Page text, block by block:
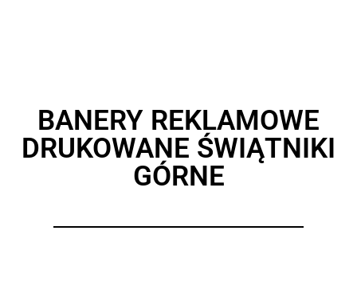
BANERY REKLAMOWE
DRUKOWANE ŚWIĄTNIKI
GÓRNE